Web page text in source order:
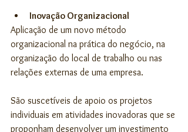
Inovação Organizacional
Aplicação de um novo método
organizacional na prática do negócio, na
organização do local de trabalho ou nas
relações externas de uma empresa.
São suscetíveis de apoio os projetos
individuais em atividades inovadoras que se
proponham desenvolver um investimento